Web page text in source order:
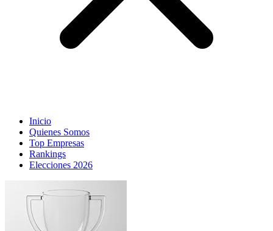
Inicio
Quienes Somos
Top Empresas
Rankings
Elecciones 2026